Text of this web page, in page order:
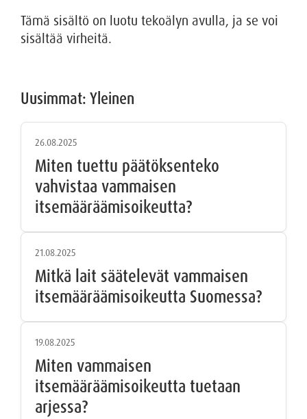
Tämä sisältö on luotu tekoälyn avulla, ja se voi
sisältää virheitä.
Uusimmat: Yleinen
26.08.2025
Miten tuettu päätöksenteko
vahvistaa vammaisen
itsemääräämisoikeutta?
21.08.2025
Mitkä lait säätelevät vammaisen
itsemääräämisoikeutta Suomessa?
19.08.2025
Miten vammaisen
itsemääräämisoikeutta tuetaan
arjessa?